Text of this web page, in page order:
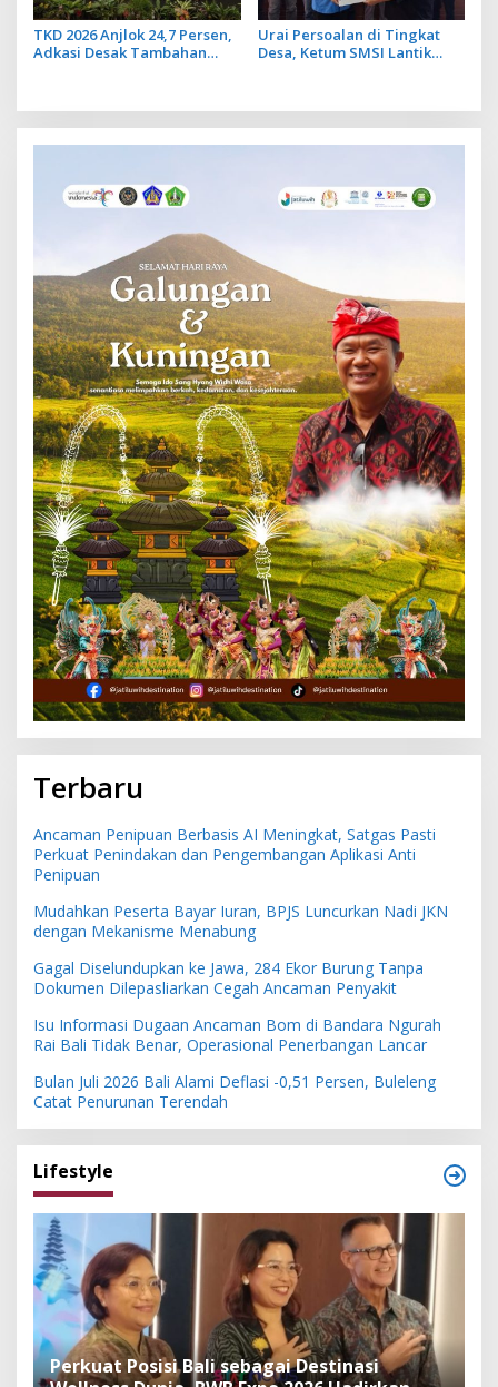
TKD 2026 Anjlok 24,7 Persen,
Adkasi Desak Tambahan
Urai Persoalan di Tingkat
Desa, Ketum SMSI Lantik
Terbaru
Ancaman Penipuan Berbasis AI Meningkat, Satgas Pasti
Perkuat Penindakan dan Pengembangan Aplikasi Anti
Penipuan
Mudahkan Peserta Bayar Iuran, BPJS Luncurkan Nadi JKN
dengan Mekanisme Menabung
Gagal Diselundupkan ke Jawa, 284 Ekor Burung Tanpa
Dokumen Dilepasliarkan Cegah Ancaman Penyakit
Isu Informasi Dugaan Ancaman Bom di Bandara Ngurah
Rai Bali Tidak Benar, Operasional Penerbangan Lancar
Bulan Juli 2026 Bali Alami Deflasi -0,51 Persen, Buleleng
Catat Penurunan Terendah
Lifestyle
Perkuat Posisi Bali sebagai Destinasi